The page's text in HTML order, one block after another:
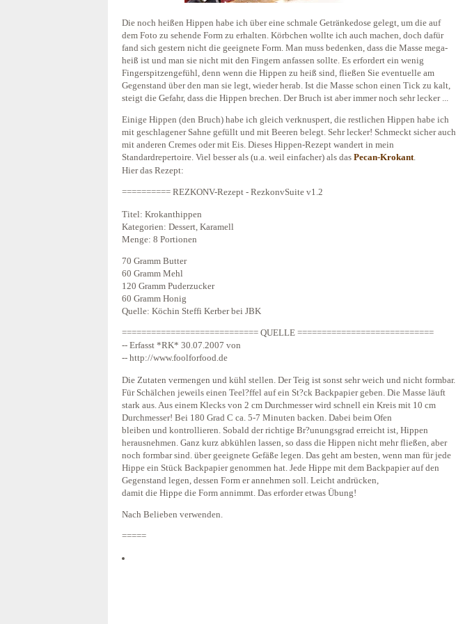
Die noch heißen Hippen habe ich über eine schmale Getränkedose gelegt, um die auf
dem Foto zu sehende Form zu erhalten. Körbchen wollte ich auch machen, doch dafür
fand sich gestern nicht die geeignete Form. Man muss bedenken, dass die Masse mega-
heiß ist und man sie nicht mit den Fingern anfassen sollte. Es erfordert ein wenig
Fingerspitzengefühl, denn wenn die Hippen zu heiß sind, fließen Sie eventuelle am
Gegenstand über den man sie legt, wieder herab. Ist die Masse schon einen Tick zu kalt,
steigt die Gefahr, dass die Hippen brechen. Der Bruch ist aber immer noch sehr lecker ...
Einige Hippen (den Bruch) habe ich gleich verknuspert, die restlichen Hippen habe ich
mit geschlagener Sahne gefüllt und mit Beeren belegt. Sehr lecker! Schmeckt sicher auch
mit anderen Cremes oder mit Eis. Dieses Hippen-Rezept wandert in mein
Standardrepertoire. Viel besser als (u.a. weil einfacher) als das Pecan-Krokant.
Hier das Rezept:
========== REZKONV-Rezept - RezkonvSuite v1.2
Titel: Krokanthippen
Kategorien: Dessert, Karamell
Menge: 8 Portionen
70 Gramm Butter
60 Gramm Mehl
120 Gramm Puderzucker
60 Gramm Honig
Quelle: Köchin Steffi Kerber bei JBK
============================ QUELLE ============================
-- Erfasst *RK* 30.07.2007 von
-- http://www.foolforfood.de
Die Zutaten vermengen und kühl stellen. Der Teig ist sonst sehr weich und nicht formbar.
Für Schälchen jeweils einen Teel?ffel auf ein St?ck Backpapier geben. Die Masse läuft
stark aus. Aus einem Klecks von 2 cm Durchmesser wird schnell ein Kreis mit 10 cm
Durchmesser! Bei 180 Grad C ca. 5-7 Minuten backen. Dabei beim Ofen
bleiben und kontrollieren. Sobald der richtige Br?unungsgrad erreicht ist, Hippen
herausnehmen. Ganz kurz abkühlen lassen, so dass die Hippen nicht mehr fließen, aber
noch formbar sind. über geeignete Gefäße legen. Das geht am besten, wenn man für jede
Hippe ein Stück Backpapier genommen hat. Jede Hippe mit dem Backpapier auf den
Gegenstand legen, dessen Form er annehmen soll. Leicht andrücken,
damit die Hippe die Form annimmt. Das erforder etwas Übung!
Nach Belieben verwenden.
=====